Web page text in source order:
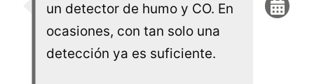
un detector de humo y CO. En
ocasiones, con tan solo una
detección ya es suficiente.